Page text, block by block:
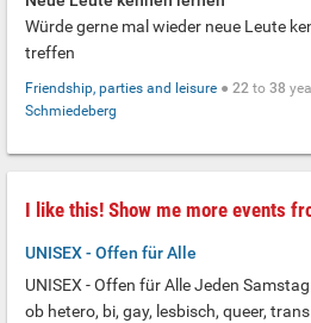
Würde gerne mal wieder neue Leute
treffen
Friendship, parties and leisure ● 22 to 38
Schmiedeberg
I like this! Show me more events
UNISEX - Offen für Alle
UNISEX - Offen für Alle Jeden
ob hetero, bi, gay, lesbisch, queer,